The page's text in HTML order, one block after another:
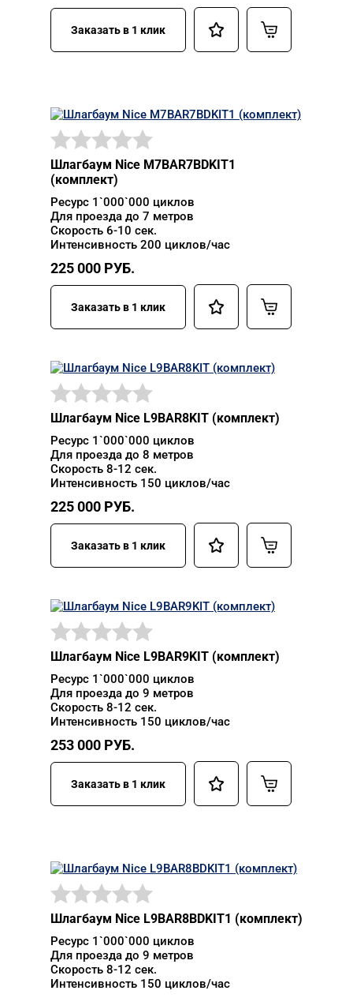
Заказать в 1 клик
Шлагбаум Nice M7BAR7BDKIT1
(комплект)
Ресурс 1`000`000 циклов
Для проезда до 7 метров
Скорость 6-10 сек.
Интенсивность 200 циклов/час
225 000 РУБ.
Заказать в 1 клик
Шлагбаум Nice L9BAR8KIT (комплект)
Ресурс 1`000`000 циклов
Для проезда до 8 метров
Скорость 8-12 сек.
Интенсивность 150 циклов/час
225 000 РУБ.
Заказать в 1 клик
Шлагбаум Nice L9BAR9KIT (комплект)
Ресурс 1`000`000 циклов
Для проезда до 9 метров
Скорость 8-12 сек.
Интенсивность 150 циклов/час
253 000 РУБ.
Заказать в 1 клик
Шлагбаум Nice L9BAR8BDKIT1 (комплект)
Ресурс 1`000`000 циклов
Для проезда до 9 метров
Скорость 8-12 сек.
Интенсивность 150 циклов/час